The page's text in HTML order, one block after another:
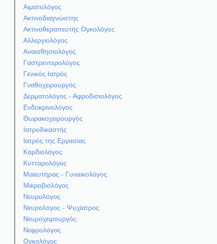
Αιματολόγος
Ακτινοδιαγνώστης
Ακτινοθεραπευτής Ογκολόγος
Αλλεργιολόγος
Αναισθησιολόγος
Γαστρεντερολόγος
Γενικός Ιατρός
Γναθοχειρουργός
Δερματολόγος - Αφροδισιολόγος
Ενδοκρινολόγος
Θωρακοχειρουργός
Ιατροδικαστής
Ιατρός της Εργασίας
Καρδιολόγος
Κυτταρολόγος
Μαιευτήρας - Γυναικολόγος
Μικροβιολόγος
Νευρολόγος
Νευρολόγος - Ψυχίατρος
Νευροχειρουργός
Νεφρολόγος
Ογκολόγος